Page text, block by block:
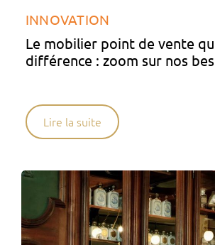
INNOVATION
Le mobilier point de vente
différence : zoom sur nos
Lire la suite